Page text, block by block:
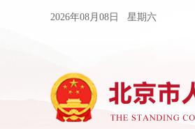
2026年08月08日 星期六